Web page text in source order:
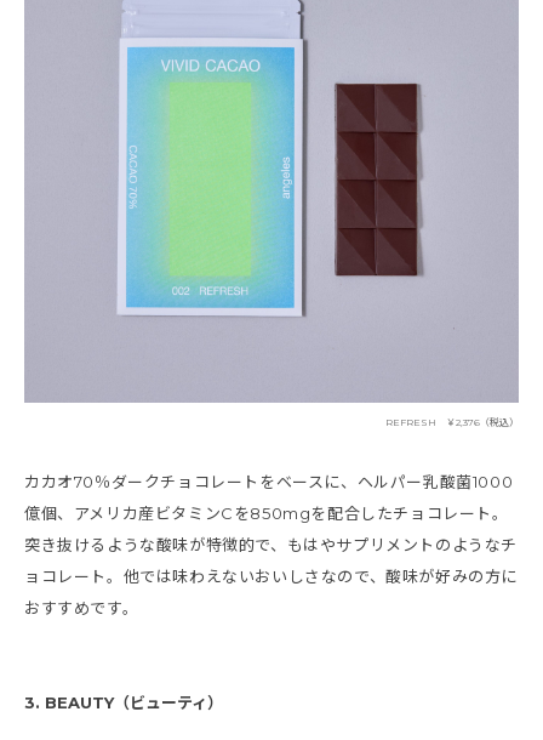
REFRESH ￥2,376（税込）
カカオ70％ダークチョコレートをベースに、ヘルパー乳酸菌1000
億個、アメリカ産ビタミンCを850mgを配合したチョコレート。
突き抜けるような酸味が特徴的で、もはやサプリメントのようなチ
ョコレート。他では味わえないおいしさなので、酸味が好みの方に
おすすめです。
3. BEAUTY（ビューティ）